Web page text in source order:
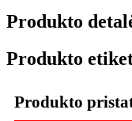
Produkto
Produkto
Produkto